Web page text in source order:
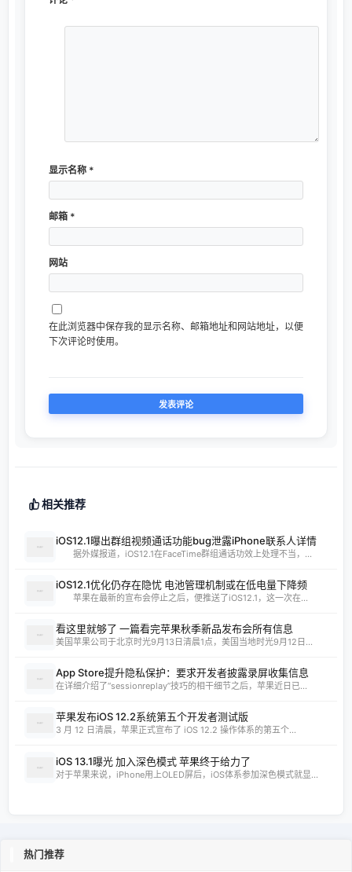
显示名称 *
邮箱 *
网站
在此浏览器中保存我的显示名称、邮箱地址和网站地址，以便
下次评论时使用。
相关推荐
iOS12.1曝出群组视频通话功能bug泄露iPhone联系人详情
据外媒报道，iOS12.1在FaceTime群组通话功效上处理不当，...
iOS12.1优化仍存在隐忧 电池管理机制或在低电量下降频
苹果在最新的宣布会停止之后，便推送了iOS12.1，这一次在...
看这里就够了 一篇看完苹果秋季新品发布会所有信息
美国苹果公司于北京时光9月13日清晨1点，美国当地时光9月12日...
App Store提升隐私保护：要求开发者披露录屏收集信息
在详细介绍了“sessionreplay”技巧的相干细节之后，苹果近日已...
苹果发布iOS 12.2系统第五个开发者测试版
3 月 12 日清晨，苹果正式宣布了 iOS 12.2 操作体系的第五个...
iOS 13.1曝光 加入深色模式 苹果终于给力了
对于苹果来说，iPhone用上OLED屏后，iOS体系参加深色模式就显...
热门推荐